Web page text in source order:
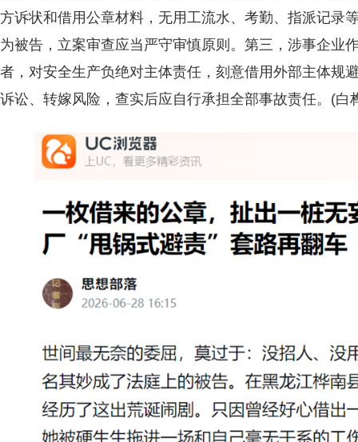
方诉状和借用公章材料，无用工流水、考勤、指派记录
为被告，立案审查应当严守审慎原则。第三，涉事企业
者，对安全生产负绝对主体责任，刻意借用外部主体规
诉讼、转嫁风险，查实后应自行承担全部事故责任。(白